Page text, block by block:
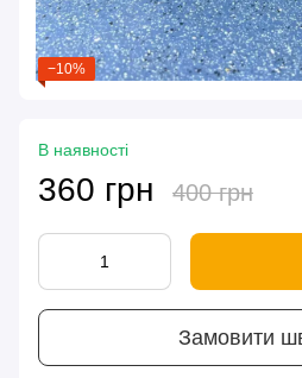
−10%
В наявності
360 грн 400 грн
Замовити